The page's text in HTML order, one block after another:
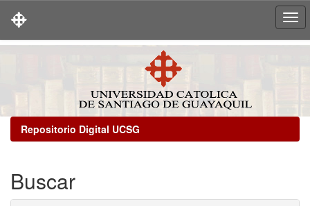
Repositorio Digital UCSG
Buscar